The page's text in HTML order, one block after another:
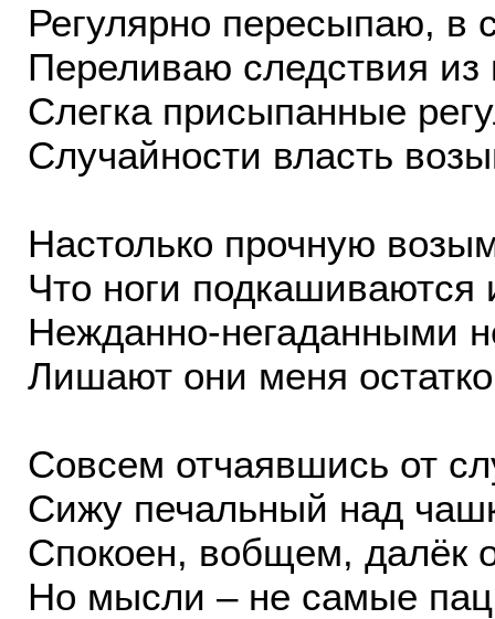
Регулярно пересыпаю, в
Переливаю следствия из
Слегка присыпанные
Случайности власть
Настолько прочную
Что ноги подкашиваются
Нежданно-негаданными
Лишают они меня
Совсем отчаявшись от
Сижу печальный над
Спокоен, вобщем, далёк
Но мысли – не самые